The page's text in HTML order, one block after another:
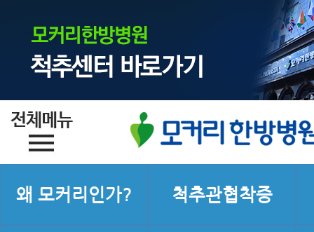
왜 모커리인가? 척추관협착증